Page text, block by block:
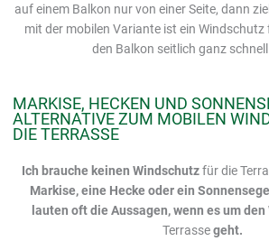
auf einem Balkon nur von einer Seite, dann
mit der mobilen Variante ist ein Windschutz
den Balkon seitlich ganz
MARKISE, HECKEN UND
ALTERNATIVE ZUM MOBILEN
DIE TERRASSE
Ich brauche keinen Windschutzfür die
Markise, eine Hecke oder ein
lauten oft die Aussagen, wenn es um
Terrassegeht.